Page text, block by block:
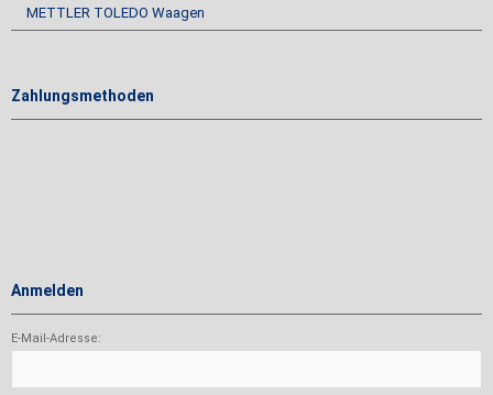
METTLER TOLEDO Waagen
Zahlungsmethoden
Anmelden
E-Mail-Adresse: